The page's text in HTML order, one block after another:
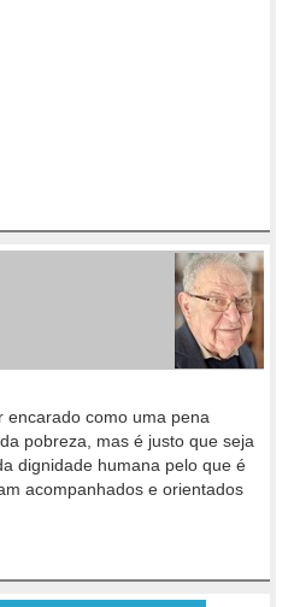
encarado como uma pena
pobreza, mas é justo que seja
dignidade humana pelo que é
acompanhados e orientados